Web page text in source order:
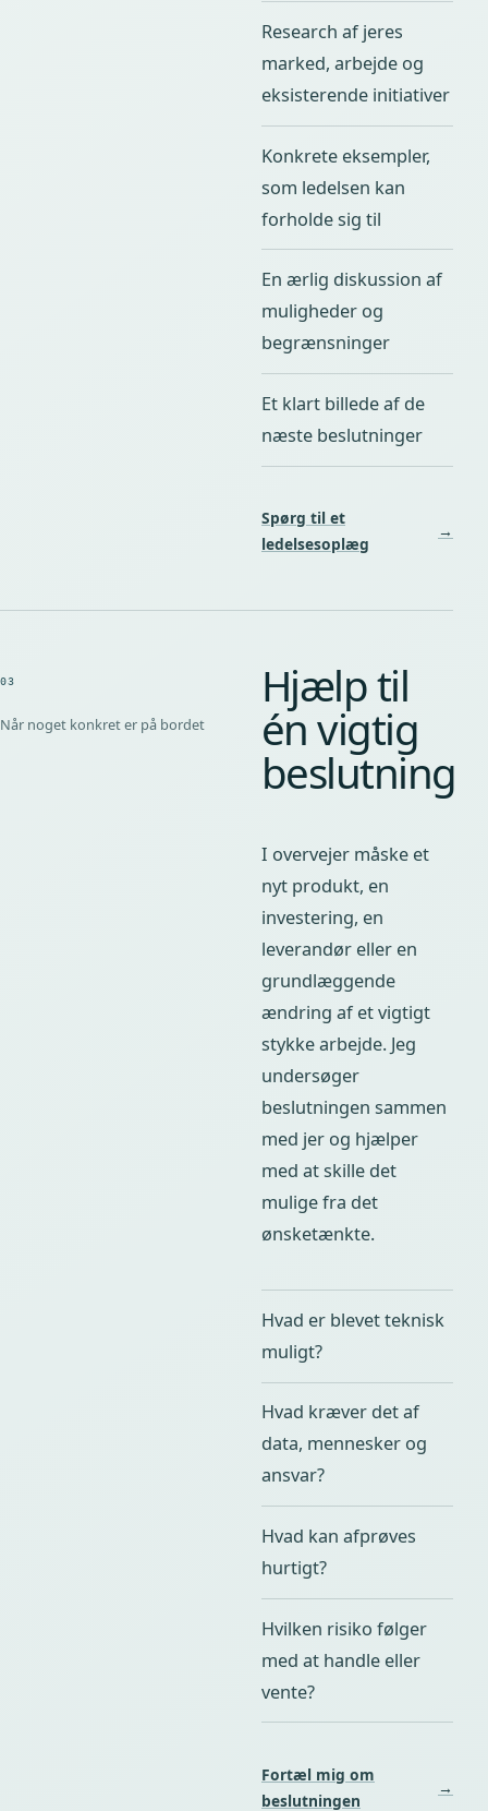
Research af jeres
marked, arbejde og
eksisterende initiativer
Konkrete eksempler,
som ledelsen kan
forholde sig til
En ærlig diskussion af
muligheder og
begrænsninger
Et klart billede af de
næste beslutninger
Spørg til et
ledelsesoplæg
→
03
Når noget konkret er på bordet
Hjælp til
én vigtig
beslutning
I overvejer måske et
nyt produkt, en
investering, en
leverandør eller en
grundlæggende
ændring af et vigtigt
stykke arbejde. Jeg
undersøger
beslutningen sammen
med jer og hjælper
med at skille det
mulige fra det
ønsketænkte.
Hvad er blevet teknisk
muligt?
Hvad kræver det af
data, mennesker og
ansvar?
Hvad kan afprøves
hurtigt?
Hvilken risiko følger
med at handle eller
vente?
Fortæl mig om
beslutningen
→